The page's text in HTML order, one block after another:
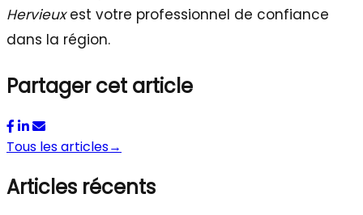
Hervieuxest votre professionnel de confiance
dans la région.
Partager cet article
Tous les articles→
Articles récents